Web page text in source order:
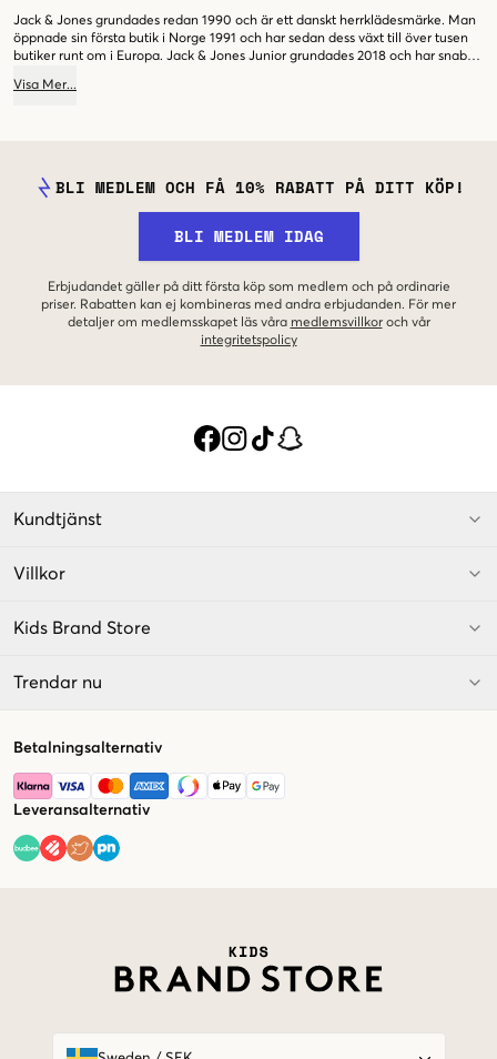
Jack & Jones grundades redan 1990 och är ett danskt herrklädesmärke. Man
öppnade sin första butik i Norge 1991 och har sedan dess växt till över tusen
butiker runt om i Europa. Jack & Jones Junior grundades 2018 och har snabbt
perfekt val för den modeintresserade killen som värdesätter kvalitet, design
Visa Mer...
BLI MEDLEM OCH FÅ 10% RABATT PÅ DITT KÖP!
BLI MEDLEM IDAG
Erbjudandet gäller på ditt första köp som medlem och på ordinarie
priser. Rabatten kan ej kombineras med andra erbjudanden. För mer
detaljer om medlemsskapet läs våra medlemsvillkor och vår
integritetspolicy
Kundtjänst
Villkor
Kids Brand Store
Trendar nu
Betalningsalternativ
Leveransalternativ